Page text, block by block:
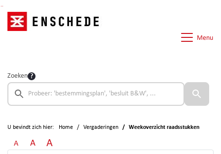
Menu
Zoeken
U bevindt zich hier: Home Vergaderingen Weekoverzicht raadsstukken
A A A